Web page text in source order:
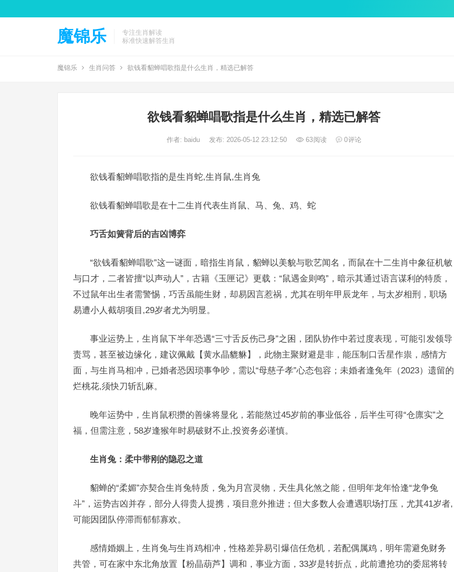
魔锦乐
专注生肖解读
标准快速解答生肖
魔锦乐 生肖问答 欲钱看貂蝉唱歌指是什么生肖，精选已解答
欲钱看貂蝉唱歌指是什么生肖，精选已解答
作者: baidu 发布: 2026-05-12 23:12:50 63阅读 0评论
欲钱看貂蝉唱歌指的是生肖蛇,生肖鼠,生肖兔
欲钱看貂蝉唱歌是在十二生肖代表生肖鼠、马、兔、鸡、蛇
巧舌如簧背后的吉凶博弈
“欲钱看貂蝉唱歌”这一谜面，暗指生肖鼠，貂蝉以美貌与歌艺闻名，而鼠在十二生肖中象征机敏
与口才，二者皆擅“以声动人”，古籍《玉匣记》更载：“鼠遇金则鸣”，暗示其通过语言谋利的特质，
不过鼠年出生者需警惕，巧舌虽能生财，却易因言惹祸，尤其在明年甲辰龙年，与太岁相刑，职场
易遭小人截胡项目,29岁者尤为明显。
事业运势上，生肖鼠下半年恐遇“三寸舌反伤己身”之困，团队协作中若过度表现，可能引发领导
责骂，甚至被边缘化，建议佩戴【黄水晶貔貅】，此物主聚财避是非，能压制口舌星作祟，感情方
面，与生肖马相冲，已婚者恐因琐事争吵，需以“母慈子孝”心态包容；未婚者逢兔年（2023）遗留的
烂桃花,须快刀斩乱麻。
晚年运势中，生肖鼠积攒的善缘将显化，若能熬过45岁前的事业低谷，后半生可得“仓廪实”之
福，但需注意，58岁逢猴年时易破财不止,投资务必谨慎。
生肖兔：柔中带刚的隐忍之道
貂蝉的“柔媚”亦契合生肖兔特质，兔为月宫灵物，天生具化煞之能，但明年龙年恰逢“龙争兔
斗”，运势吉凶并存，部分人得贵人提携，项目意外推进；但大多数人会遭遇职场打压，尤其41岁者,
可能因团队停滞而郁郁寡欢。
感情婚姻上，生肖兔与生肖鸡相冲，性格差异易引爆信任危机，若配偶属鸡，明年需避免财务
共管，可在家中东北角放置【粉晶葫芦】调和，事业方面，33岁是转折点，此前遭抢功的委屈将转